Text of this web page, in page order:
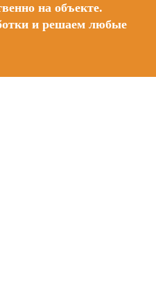
на объекте.
и решаем любые